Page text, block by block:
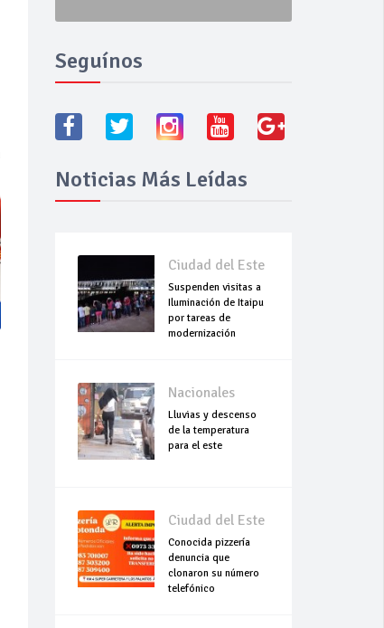
Seguínos
Noticias Más Leídas
Ciudad del Este
Suspenden visitas a
Iluminación de Itaipu
por tareas de
modernización
Nacionales
Lluvias y descenso
de la temperatura
para el este
Ciudad del Este
Conocida pizzería
denuncia que
clonaron su número
telefónico